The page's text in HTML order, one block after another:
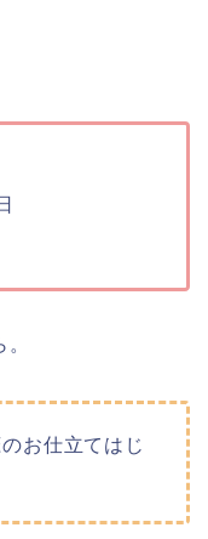
お仕立てはじ